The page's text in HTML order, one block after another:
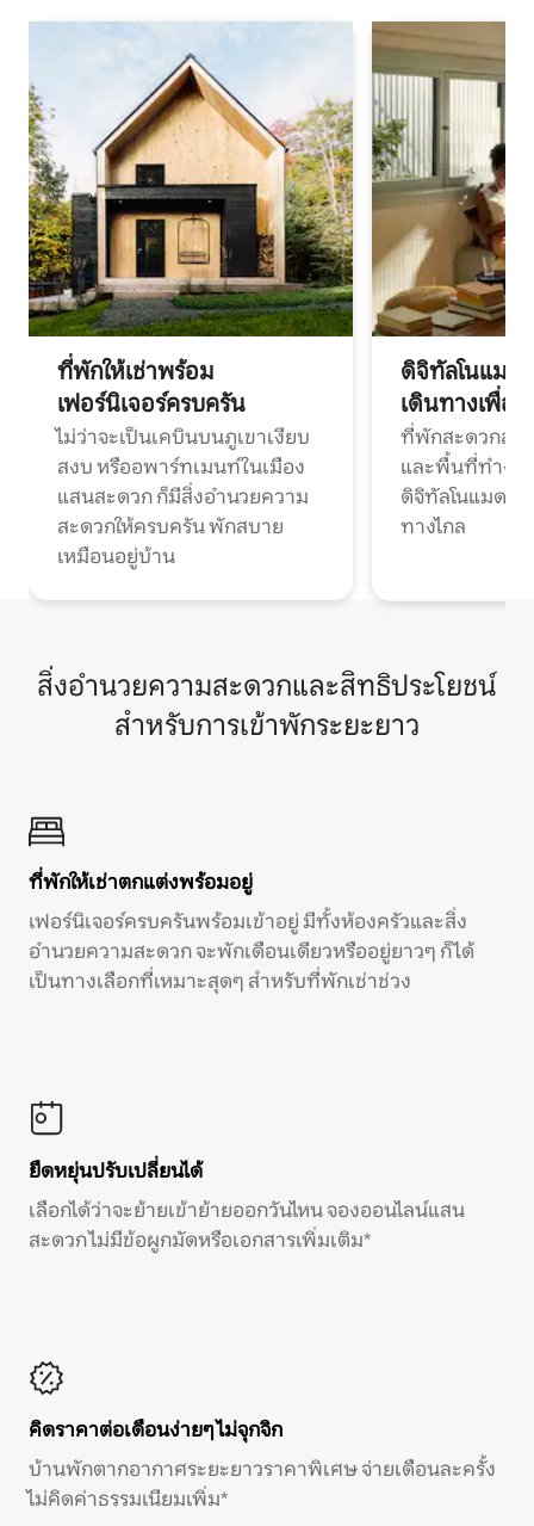
ที่พักให้เช่าพร้อม
เฟอร์นิเจอร์ครบครัน
ไม่ว่าจะเป็นเคบินบนภูเขาเงียบ
สงบ หรืออพาร์ทเมนท์ในเมือง
แสนสะดวก ก็มีสิ่งอำนวยความ
สะดวกให้ครบครัน พักสบาย
เหมือนอยู่บ้าน
ดิจิทัลโนแมด
เดินทางเพื่อ
ที่พักสะดวกสบ
และพื้นที่ทำงา
ดิจิทัลโนแมดแ
ทางไกล
สิ่งอำนวยความสะดวกและสิทธิประโยชน์
สำหรับการเข้าพักระยะยาว
ที่พักให้เช่าตกแต่งพร้อมอยู่
เฟอร์นิเจอร์ครบครันพร้อมเข้าอยู่ มีทั้งห้องครัวและสิ่ง
อำนวยความสะดวก จะพักเดือนเดียวหรืออยู่ยาวๆ ก็ได้
เป็นทางเลือกที่เหมาะสุดๆ สำหรับที่พักเช่าช่วง
ยืดหยุ่นปรับเปลี่ยนได้
เลือกได้ว่าจะย้ายเข้าย้ายออกวันไหน จองออนไลน์แสน
สะดวก ไม่มีข้อผูกมัดหรือเอกสารเพิ่มเติม*
คิดราคาต่อเดือนง่ายๆ ไม่จุกจิก
บ้านพักตากอากาศระยะยาวราคาพิเศษ จ่ายเดือนละครั้ง
ไม่คิดค่าธรรมเนียมเพิ่ม*